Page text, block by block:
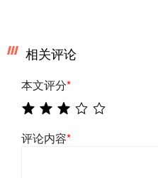
相关评论
本文评分*
评论内容*